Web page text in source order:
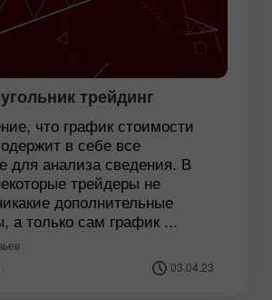
трейдинг
что график стоимости
в себе все
для анализа сведения. В
трейдеры не
дополнительные
а только сам график ...
03.04.23